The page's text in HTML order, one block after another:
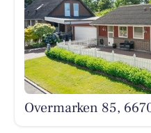
Overmarken 85,